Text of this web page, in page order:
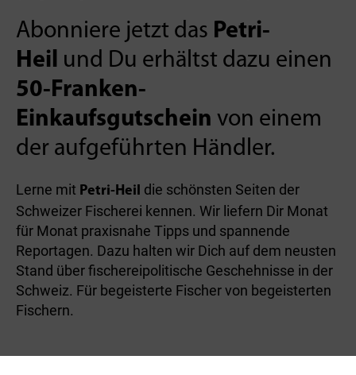
Abonniere jetzt das Petri-
Heil und Du erhältst dazu einen
50-Franken-
Einkaufsgutschein von einem
der aufgeführten Händler.
Lerne mit Petri-Heil die schönsten Seiten der
Schweizer Fischerei kennen. Wir liefern Dir Monat
für Monat praxisnahe Tipps und spannende
Reportagen. Dazu halten wir Dich auf dem neusten
Stand über fischereipolitische Geschehnisse in der
Schweiz. Für begeisterte Fischer von begeisterten
Fischern.